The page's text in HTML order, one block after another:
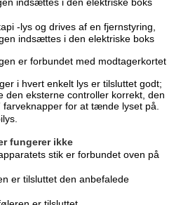
-lys og drives af en fjernstyring,
indsættes i den elektriske boks
er forbundet med modtagerkortet
i hvert enkelt lys er tilsluttet godt;
den eksterne controller korrekt, den
for at tænde lyset på.
fungerer ikke
stik er forbundet oven på
er tilsluttet den anbefalede